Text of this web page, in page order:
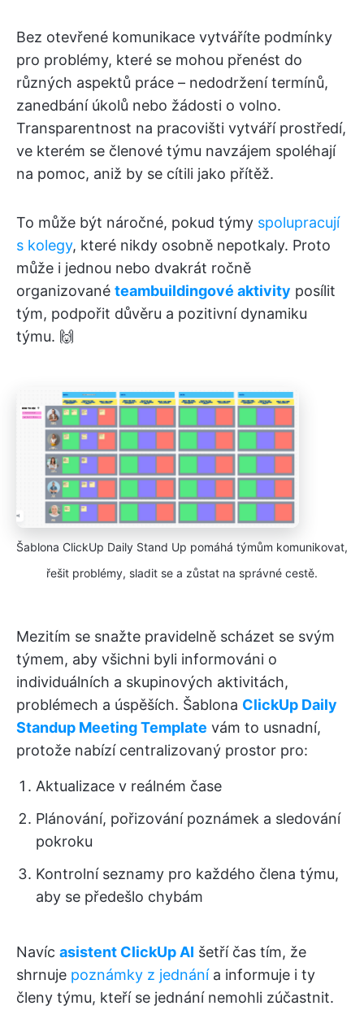
Bez otevřené komunikace vytváříte podmínky
pro problémy, které se mohou přenést do
různých aspektů práce – nedodržení termínů,
zanedbání úkolů nebo žádosti o volno.
Transparentnost na pracovišti vytváří prostředí,
ve kterém se členové týmu navzájem spoléhají
na pomoc, aniž by se cítili jako přítěž.
To může být náročné, pokud týmy spolupracují
s kolegy, které nikdy osobně nepotkaly. Proto
může i jednou nebo dvakrát ročně
organizované teambuildingové aktivity posílit
tým, podpořit důvěru a pozitivní dynamiku
týmu. 🙌
Šablona ClickUp Daily Stand Up pomáhá týmům komunikovat,
řešit problémy, sladit se a zůstat na správné cestě.
Mezitím se snažte pravidelně scházet se svým
týmem, aby všichni byli informováni o
individuálních a skupinových aktivitách,
problémech a úspěších. Šablona ClickUp Daily
Standup Meeting Template vám to usnadní,
protože nabízí centralizovaný prostor pro:
Aktualizace v reálném čase
Plánování, pořizování poznámek a sledování
pokroku
Kontrolní seznamy pro každého člena týmu,
aby se předešlo chybám
Navíc asistent ClickUp AI šetří čas tím, že
shrnuje poznámky z jednánía informuje i ty
členy týmu, kteří se jednání nemohli zúčastnit.